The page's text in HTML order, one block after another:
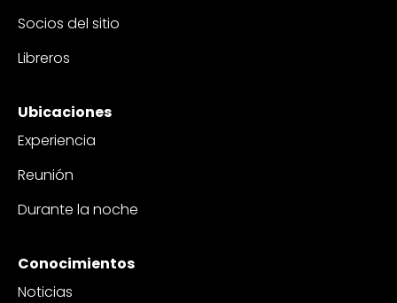
Socios del sitio
Libreros
Ubicaciones
Experiencia
Reunión
Durante la noche
Conocimientos
Noticias